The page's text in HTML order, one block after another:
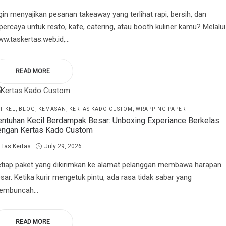
menyajikan pesanan takeaway yang terlihat rapi, bersih, dan
untuk resto, kafe, catering, atau booth kuliner kamu? Melalui
READ MORE
BLOG KEMASAN KERTAS KADO CUSTOM WRAPPING PAPER
Kecil Berdampak Besar: Unboxing Experiance Berkelas
Kertas Kado Custom
by
Tas Kertas
Posted
July 29, 2026
paket yang dikirimkan ke alamat pelanggan membawa harapan
Ketika kurir mengetuk pintu, ada rasa tidak sabar yang
READ MORE